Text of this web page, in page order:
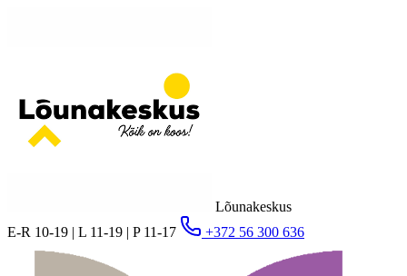
Lõunakeskus
E-R 10-19 | L 11-19 | P 11-17
+372 56 300 636